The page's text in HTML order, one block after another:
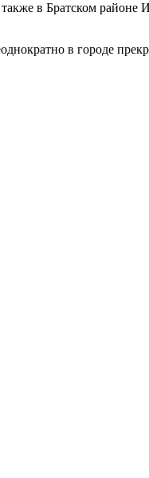
в Братском
в городе